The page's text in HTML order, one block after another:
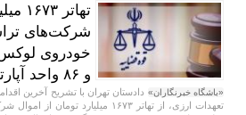
و ۸۶ واحد آپارتمان
«باشگاه خبرنگاران» دادستان تهران با تشریح آخرین
تعهدات ارزی، از تهاتر ۱۶۷۳ میلیارد